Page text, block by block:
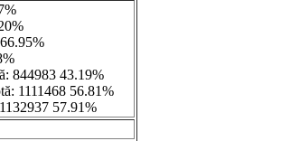
844983 43.19%
1111468 56.81%
57.91%